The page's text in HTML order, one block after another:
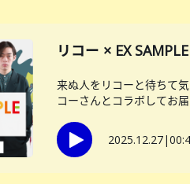
リコー × EX
来ぬ人をリコーと待ちて
コーさんとコラボしてお
2025.12.27|